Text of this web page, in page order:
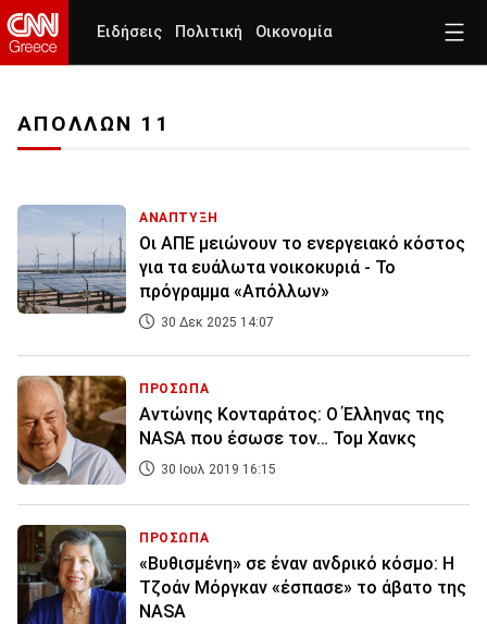
Ειδήσεις Πολιτική Οικονομία
ΑΠΟΛΛΩΝ 11
ΑΝΑΠΤΥΞΗ
Οι ΑΠΕ μειώνουν το ενεργειακό κόστος
για τα ευάλωτα νοικοκυριά - Το
πρόγραμμα «Απόλλων»
30 Δεκ 2025 14:07
ΠΡΟΣΩΠΑ
Αντώνης Κονταράτος: Ο Έλληνας της
NASA που έσωσε τον… Τομ Χανκς
30 Ιουλ 2019 16:15
ΠΡΟΣΩΠΑ
«Βυθισμένη» σε έναν ανδρικό κόσμο: Η
Τζοάν Μόργκαν «έσπασε» το άβατο της
NASA